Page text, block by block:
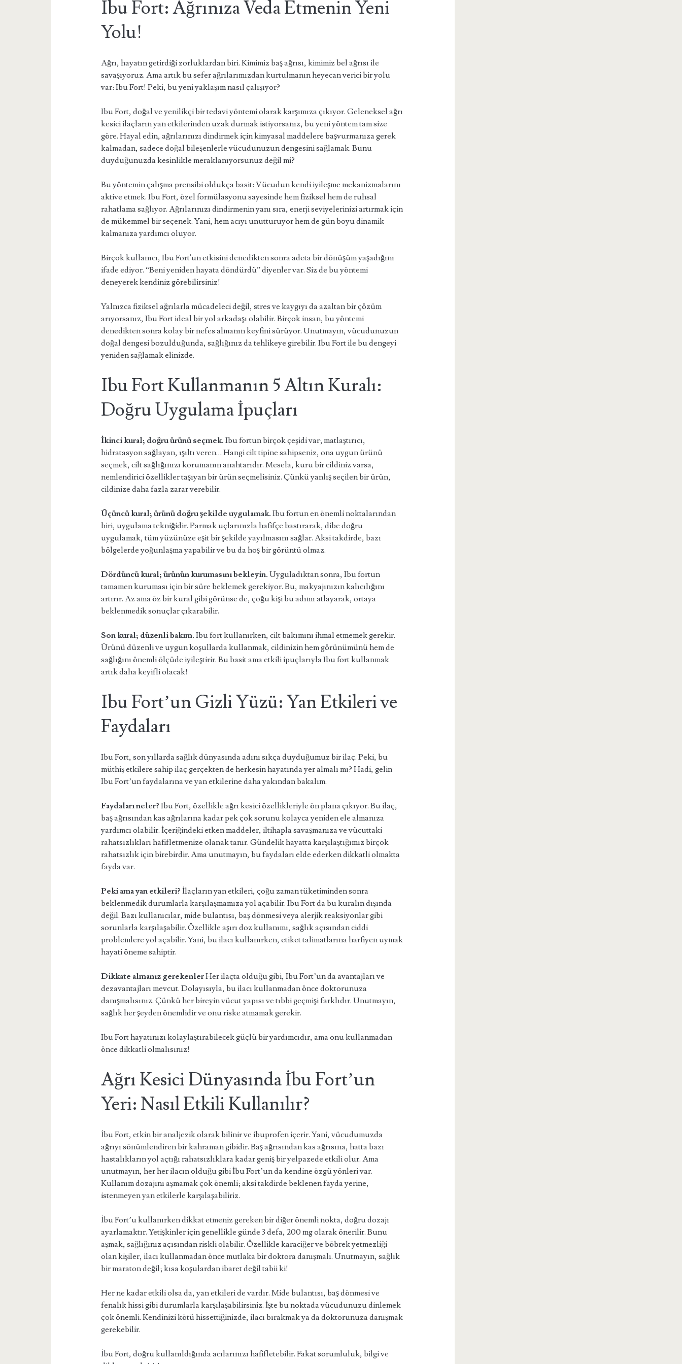
Ibu Fort: Ağrınıza Veda Etmenin Yeni
Yolu!
Ağrı, hayatın getirdiği zorluklardan biri. Kimimiz baş ağrısı, kimimiz bel ağrısı ile
savaşıyoruz. Ama artık bu sefer ağrılarımızdan kurtulmanın heyecan verici bir yolu
var: Ibu Fort! Peki, bu yeni yaklaşım nasıl çalışıyor?
Ibu Fort, doğal ve yenilikçi bir tedavi yöntemi olarak karşımıza çıkıyor. Geleneksel ağrı
kesici ilaçların yan etkilerinden uzak durmak istiyorsanız, bu yeni yöntem tam size
göre. Hayal edin, ağrılarınızı dindirmek için kimyasal maddelere başvurmanıza gerek
kalmadan, sadece doğal bileşenlerle vücudunuzun dengesini sağlamak. Bunu
duyduğunuzda kesinlikle meraklanıyorsunuz değil mi?
Bu yöntemin çalışma prensibi oldukça basit: Vücudun kendi iyileşme mekanizmalarını
aktive etmek. Ibu Fort, özel formülasyonu sayesinde hem fiziksel hem de ruhsal
rahatlama sağlıyor. Ağrılarınızı dindirmenin yanı sıra, enerji seviyelerinizi artırmak için
de mükemmel bir seçenek. Yani, hem acıyı unutturuyor hem de gün boyu dinamik
kalmanıza yardımcı oluyor.
Birçok kullanıcı, Ibu Fort'un etkisini denedikten sonra adeta bir dönüşüm yaşadığını
ifade ediyor. “Beni yeniden hayata döndürdü” diyenler var. Siz de bu yöntemi
deneyerek kendiniz görebilirsiniz!
Yalnızca fiziksel ağrılarla mücadeleci değil, stres ve kaygıyı da azaltan bir çözüm
arıyorsanız, Ibu Fort ideal bir yol arkadaşı olabilir. Birçok insan, bu yöntemi
denedikten sonra kolay bir nefes almanın keyfini sürüyor. Unutmayın, vücudunuzun
doğal dengesi bozulduğunda, sağlığınız da tehlikeye girebilir. Ibu Fort ile bu dengeyi
yeniden sağlamak elinizde.
Ibu Fort Kullanmanın 5 Altın Kuralı:
Doğru Uygulama İpuçları
İkinci kural; doğru ürünü seçmek. Ibu fortun birçok çeşidi var; matlaştırıcı,
hidratasyon sağlayan, ışıltı veren… Hangi cilt tipine sahipseniz, ona uygun ürünü
seçmek, cilt sağlığınızı korumanın anahtarıdır. Mesela, kuru bir cildiniz varsa,
nemlendirici özellikler taşıyan bir ürün seçmelisiniz. Çünkü yanlış seçilen bir ürün,
cildinize daha fazla zarar verebilir.
Üçüncü kural; ürünü doğru şekilde uygulamak. Ibu fortun en önemli noktalarından
biri, uygulama tekniğidir. Parmak uçlarınızla hafifçe bastırarak, dibe doğru
uygulamak, tüm yüzünüze eşit bir şekilde yayılmasını sağlar. Aksi takdirde, bazı
bölgelerde yoğunlaşma yapabilir ve bu da hoş bir görüntü olmaz.
Dördüncü kural; ürünün kurumasını bekleyin. Uyguladıktan sonra, Ibu fortun
tamamen kuruması için bir süre beklemek gerekiyor. Bu, makyajınızın kalıcılığını
artırır. Az ama öz bir kural gibi görünse de, çoğu kişi bu adımı atlayarak, ortaya
beklenmedik sonuçlar çıkarabilir.
Son kural; düzenli bakım. Ibu fort kullanırken, cilt bakımını ihmal etmemek gerekir.
Ürünü düzenli ve uygun koşullarda kullanmak, cildinizin hem görünümünü hem de
sağlığını önemli ölçüde iyileştirir. Bu basit ama etkili ipuçlarıyla Ibu fort kullanmak
artık daha keyifli olacak!
Ibu Fort’un Gizli Yüzü: Yan Etkileri ve
Faydaları
Ibu Fort, son yıllarda sağlık dünyasında adını sıkça duyduğumuz bir ilaç. Peki, bu
müthiş etkilere sahip ilaç gerçekten de herkesin hayatında yer almalı mı? Hadi, gelin
Ibu Fort’un faydalarına ve yan etkilerine daha yakından bakalım.
Faydaları neler? Ibu Fort, özellikle ağrı kesici özellikleriyle ön plana çıkıyor. Bu ilaç,
baş ağrısından kas ağrılarına kadar pek çok sorunu kolayca yeniden ele almanıza
yardımcı olabilir. İçeriğindeki etken maddeler, iltihapla savaşmanıza ve vücuttaki
rahatsızlıkları hafifletmenize olanak tanır. Gündelik hayatta karşılaştığımız birçok
rahatsızlık için birebirdir. Ama unutmayın, bu faydaları elde ederken dikkatli olmakta
fayda var.
Peki ama yan etkileri? İlaçların yan etkileri, çoğu zaman tüketiminden sonra
beklenmedik durumlarla karşılaşmamıza yol açabilir. Ibu Fort da bu kuralın dışında
değil. Bazı kullanıcılar, mide bulantısı, baş dönmesi veya alerjik reaksiyonlar gibi
sorunlarla karşılaşabilir. Özellikle aşırı doz kullanımı, sağlık açısından ciddi
problemlere yol açabilir. Yani, bu ilacı kullanırken, etiket talimatlarına harfiyen uymak
hayati öneme sahiptir.
Dikkate almanız gerekenlerHer ilaçta olduğu gibi, Ibu Fort’un da avantajları ve
dezavantajları mevcut. Dolayısıyla, bu ilacı kullanmadan önce doktorunuza
danışmalısınız. Çünkü her bireyin vücut yapısı ve tıbbi geçmişi farklıdır. Unutmayın,
sağlık her şeyden önemlidir ve onu riske atmamak gerekir.
Ibu Fort hayatınızı kolaylaştırabilecek güçlü bir yardımcıdır, ama onu kullanmadan
önce dikkatli olmalısınız!
Ağrı Kesici Dünyasında İbu Fort’un
Yeri: Nasıl Etkili Kullanılır?
İbu Fort, etkin bir analjezik olarak bilinir ve ibuprofen içerir. Yani, vücudumuzda
ağrıyı sönümlendiren bir kahraman gibidir. Baş ağrısından kas ağrısına, hatta bazı
hastalıkların yol açtığı rahatsızlıklara kadar geniş bir yelpazede etkili olur. Ama
unutmayın, her her ilacın olduğu gibi İbu Fort’un da kendine özgü yönleri var.
Kullanım dozajını aşmamak çok önemli; aksi takdirde beklenen fayda yerine,
istenmeyen yan etkilerle karşılaşabiliriz.
İbu Fort’u kullanırken dikkat etmeniz gereken bir diğer önemli nokta, doğru dozajı
ayarlamaktır. Yetişkinler için genellikle günde 3 defa, 200 mg olarak önerilir. Bunu
aşmak, sağlığınız açısından riskli olabilir. Özellikle karaciğer ve böbrek yetmezliği
olan kişiler, ilacı kullanmadan önce mutlaka bir doktora danışmalı. Unutmayın, sağlık
bir maraton değil; kısa koşulardan ibaret değil tabii ki!
Her ne kadar etkili olsa da, yan etkileri de vardır. Mide bulantısı, baş dönmesi ve
fenalık hissi gibi durumlarla karşılaşabilirsiniz. İşte bu noktada vücudunuzu dinlemek
çok önemli. Kendinizi kötü hissettiğinizde, ilacı bırakmak ya da doktorunuza danışmak
gerekebilir.
İbu Fort, doğru kullanıldığında acılarınızı hafifletebilir. Fakat sorumluluk, bilgi ve